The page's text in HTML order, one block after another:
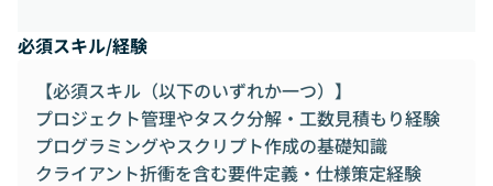
必須スキル/経験
【必須スキル（以下のいずれか一つ）】
プロジェクト管理やタスク分解・工数見積もり経験
プログラミングやスクリプト作成の基礎知識
クライアント折衝を含む要件定義・仕様策定経験